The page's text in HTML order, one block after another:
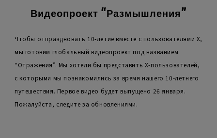
Видеопроект “Размышления”
Чтобы отпраздновать 10-летие вместе с пользователями X,
мы готовим глобальный видеопроект под названием
“Отражения”. Мы хотели бы представить X-пользователей,
с которыми мы познакомились за время нашего 10-летнего
путешествия. Первое видео будет выпущено 26 января.
Пожалуйста, следите за обновлениями.